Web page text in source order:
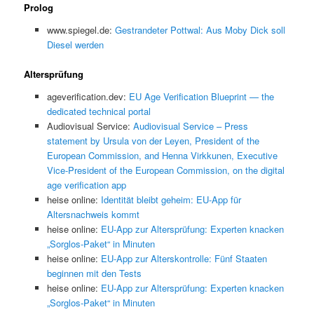
Prolog
www.spiegel.de: Gestrandeter Pottwal: Aus Moby Dick soll
Diesel werden
Altersprüfung
ageverification.dev: EU Age Verification Blueprint — the
dedicated technical portal
Audiovisual Service: Audiovisual Service – Press
statement by Ursula von der Leyen, President of the
European Commission, and Henna Virkkunen, Executive
Vice-President of the European Commission, on the digital
age verification app
heise online: Identität bleibt geheim: EU-App für
Altersnachweis kommt
heise online: EU-App zur Altersprüfung: Experten knacken
„Sorglos-Paket“ in Minuten
heise online: EU-App zur Alterskontrolle: Fünf Staaten
beginnen mit den Tests
heise online: EU-App zur Altersprüfung: Experten knacken
„Sorglos-Paket“ in Minuten